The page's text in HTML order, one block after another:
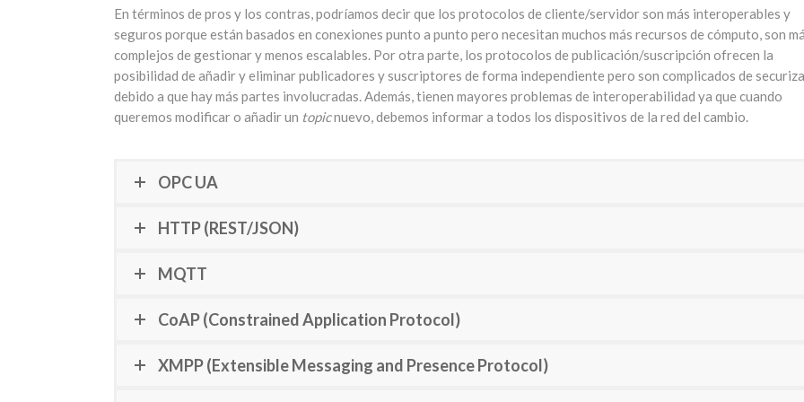
En términos de pros y los contras, podríamos decir que los protocolos de cliente/servidor son más interoperables y
seguros porque están basados en conexiones punto a punto pero necesitan muchos más recursos de cómputo, son
complejos de gestionar y menos escalables. Por otra parte, los protocolos de publicación/suscripción ofrecen la
posibilidad de añadir y eliminar publicadores y suscriptores de forma independiente pero son complicados de
debido a que hay más partes involucradas. Además, tienen mayores problemas de interoperabilidad ya que cuando
queremos modificar o añadir un topicnuevo, debemos informar a todos los dispositivos de la red del cambio.
OPC UA
HTTP (REST/JSON)
MQTT
CoAP (Constrained Application Protocol)
XMPP (Extensible Messaging and Presence Protocol)